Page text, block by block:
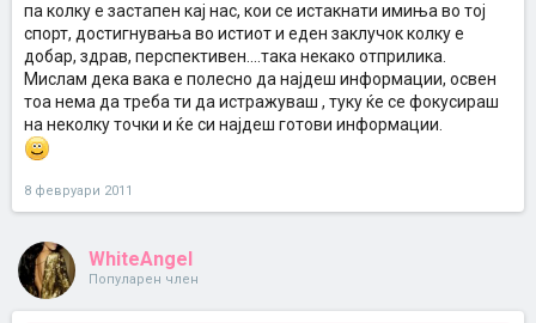
па колку е застапен кај нас, кои се истакнати имиња во тој
спорт, достигнувања во истиот и еден заклучок колку е
добар, здрав, перспективен....така некако отприлика.
Мислам дека вака е полесно да најдеш информации, освен
тоа нема да треба ти да истражуваш , туку ќе се фокусираш
на неколку точки и ќе си најдеш готови информации.
8 февруари 2011
WhiteAngel
Популарен член